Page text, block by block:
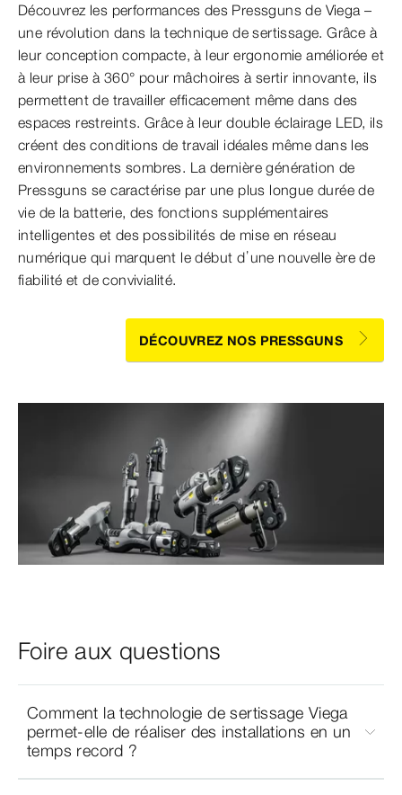
Découvrez les performances des Pressguns de Viega –
une révolution dans la technique de sertissage. Grâce à
leur conception compacte, à leur ergonomie améliorée et
à leur prise à 360° pour mâchoires à sertir innovante, ils
permettent de travailler efficacement même dans des
espaces restreints. Grâce à leur double éclairage LED, ils
créent des conditions de travail idéales même dans les
environnements sombres. La dernière génération de
Pressguns se caractérise par une plus longue durée de
vie de la batterie, des fonctions supplémentaires
intelligentes et des possibilités de mise en réseau
numérique qui marquent le début d’une nouvelle ère de
fiabilité et de convivialité.
DÉCOUVREZ NOS PRESSGUNS
Foire aux questions
Comment la technologie de sertissage Viega
permet-elle de réaliser des installations en un
temps record ?